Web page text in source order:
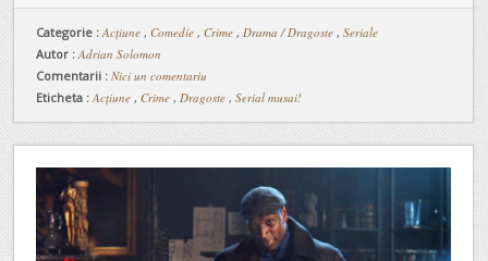
Categorie :Acțiune , Comedie , Crime , Drama / Dragoste , Seriale
Autor : Adrian Solomon
Comentarii : Nici un comentariu
Eticheta : Acțiune , Crime , Dragoste , Serial musai!